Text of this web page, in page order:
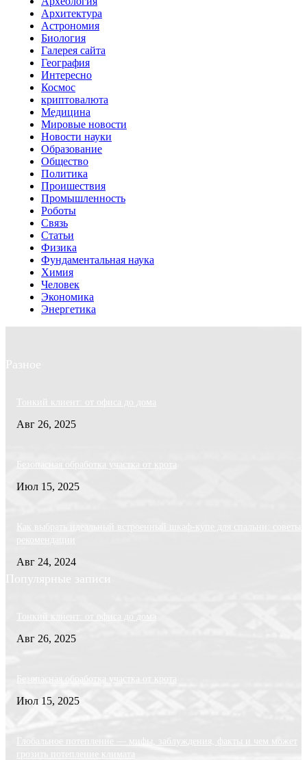
Архитектура
Астрономия
Биология
Галерея сайта
География
Интересно
Космос
криптовалюта
Медицина
Мировые новости
Новости науки
Образование
Общество
Политика
Проишествия
Промышленность
Роботы
Связь
Статьи
Физика
Фундаментальная наука
Химия
Человек
Экономика
Энергетика
Разное
Тонкий клиент: от офиса до дома
Авг 26, 2025
Безопасная обработка участка от крота
Июл 15, 2025
Как выбрать идеальный встроенный шкаф-купе для спальни: советы
рекомендации
Авг 24, 2024
Популярные записи
Тонкий клиент: от офиса до дома
Авг 26, 2025
Безопасная обработка участка от крота
Июл 15, 2025
Глобальное потепление — мифы, заблуждения, факты и чем может
грозить потепление климата